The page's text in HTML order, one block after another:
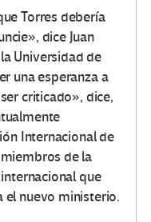
Torres debería
dice Juan
Universidad de
una esperanza a
criticado», dice,
Internacional de
de la
que
el nuevo ministerio.